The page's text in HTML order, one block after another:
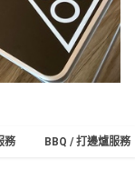
務 BBQ / 打邊爐服務